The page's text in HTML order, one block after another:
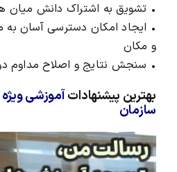
• تشویق به اشتراک دانش میان
• ایجاد امکان دسترسی آسان به
و مکان
• سنجش نتایج و اصلاح مداوم
بهترین پیشنهاداتآموزشی ویژه
سازمان